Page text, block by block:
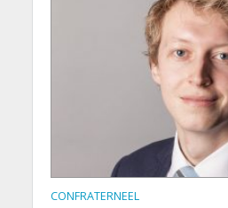
CONFRATERNEEL